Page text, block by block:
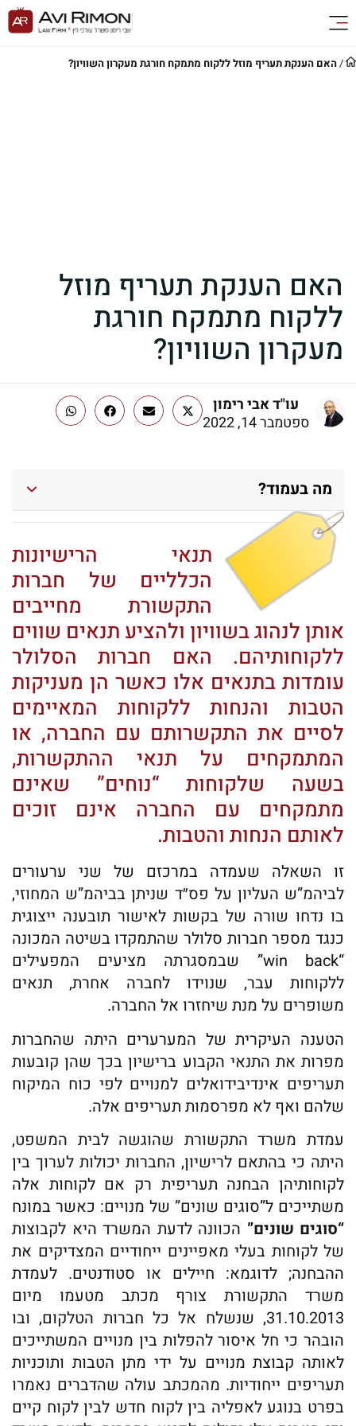
/האם הענקת תעריף מוזל ללקוח מתמקח חורגת מעקרון השוויון?
האם הענקת תעריף מוזל
ללקוח מתמקח חורגת
מעקרון השוויון?
עו"ד אבי רימון
ספטמבר 14, 2022
תנאי הרישיונות
הכלליים של חברות
התקשורת מחייבים
אותן לנהוג בשוויון ולהציע תנאים שווים
ללקוחותיהם. האם חברות הסלולר
עומדות בתנאים אלו כאשר הן מעניקות
הטבות והנחות ללקוחות המאיימים
לסיים את התקשרותם עם החברה, או
המתמקחים על תנאי ההתקשרות,
בשעה שלקוחות “נוחים” שאינם
מתמקחים עם החברה אינם זוכים
לאותם הנחות והטבות.
זו השאלה שעמדה במרכזם של שני ערעורים
לביהמ”ש העליון על פס״ד שניתן בביהמ”ש המחוזי,
בו נדחו שורה של בקשות לאישור תובענה ייצוגית
כנגד מספר חברות סלולר שהתמקדו בשיטה המכונה
“win back” שבמסגרתה מציעים המפעילים
ללקוחות עבר, שנוידו לחברה אחרת, תנאים
משופרים על מנת שיחזרו אל החברה.
הטענה העיקרית של המערערים היתה שהחברות
מפרות את התנאי הקבוע ברישיון בכך שהן קובעות
תעריפים אינדיבידואלים למנויים לפי כוח המיקוח
שלהם ואף לא מפרסמות תעריפים אלה.
עמדת משרד התקשורת שהוגשה לבית המשפט,
היתה כי בהתאם לרישיון, החברות יכולות לערוך בין
לקוחותיהן הבחנה תעריפית רק אם לקוחות אלה
משתייכים ל”סוגים שונים” של מנויים: כאשר במונח
“סוגים שונים” הכוונה לדעת המשרד היא לקבוצות
של לקוחות בעלי מאפיינים ייחודיים המצדיקים את
ההבחנה; לדוגמא: חיילים או סטודנטים. לעמדת
משרד התקשורת צורף מכתב מטעמו מיום
31.10.2013, שנשלח אל כל חברות הטלקום, ובו
הובהר כי חל איסור להפלות בין מנויים המשתייכים
לאותה קבוצת מנויים על ידי מתן הטבות ותוכניות
תעריפים ייחודיות. מהמכתב עולה שהדברים נאמרו
בפרט בנוגע לאפליה בין לקוח חדש לבין לקוח קיים
מה בעמוד?